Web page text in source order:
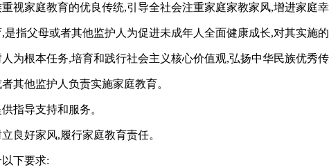
视家庭教育的优良传统,引导全社会注重家庭家教家风,增进家庭
指父母或者其他监护人为促进未成年人全面健康成长,对其实施
为根本任务,培育和践行社会主义核心价值观,弘扬中华民族优秀
其他监护人负责实施家庭教育。
指导支持和服务。
良好家风,履行家庭教育责任。
下要求: